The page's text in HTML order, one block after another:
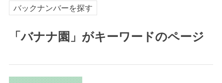
バックナンバーを探す
「バナナ園」がキーワードのページ